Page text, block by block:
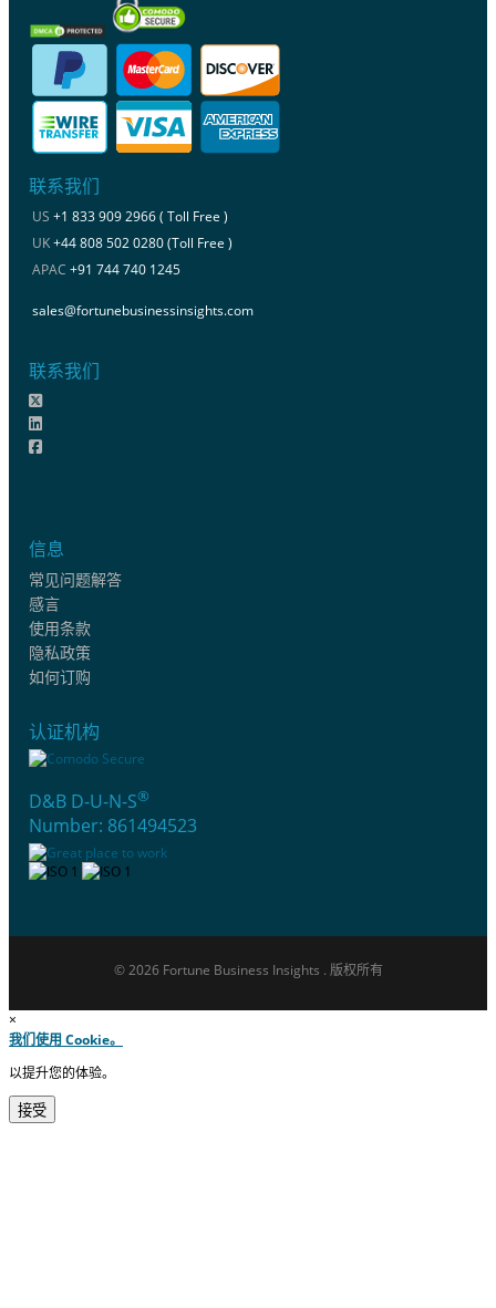
联系我们
US +1 833 909 2966 ( Toll Free )
UK+44 808 502 0280 (Toll Free )
APAC +91 744 740 1245
sales@fortunebusinessinsights.com
联系我们
信息
常见问题解答
感言
使用条款
隐私政策
如何订购
认证机构
D&B D-U-N-S®
Number: 861494523
© 2026 Fortune Business Insights . 版权所有
×
我们使用 Cookie。
以提升您的体验。
接受